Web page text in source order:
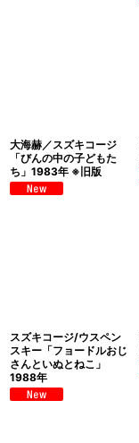
大海赫／スズキコージ
「びんの中の子どもた
ち」1983年 ※旧版
スズキコージ/ウスペン
スキー「フョードルおじ
さんといぬとねこ」
1988年